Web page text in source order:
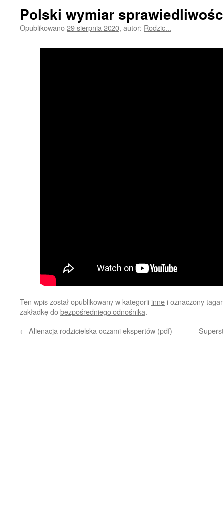
Polski wymiar
Opublikowano29 sierpnia 2020, autor: Rodzic...
Ten wpis został opublikowany w kategorii inne i oznaczony
zakładkę dobezpośredniego odnośnika.
← Alienacja rodzicielska oczami ekspertów (pdf)